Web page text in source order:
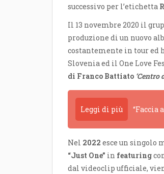
successivo per l’etichetta
Il 13 novembre 2020 il
produzione di un nuovo
costantemente in tour ed
Slovenia ed il One Love
di Franco Battiato ‘Centro
Leggi di più “Faccia
Nel 2022 esce un singolo
“Just One” in featuring
dal videoclip ufficiale,